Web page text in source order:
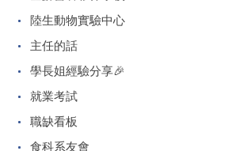
陸生動物實驗中心
主任的話
學長姐經驗分享🎉
就業考試
職缺看板
食科系友會